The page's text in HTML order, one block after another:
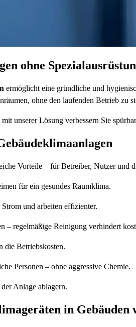
ohne
ermöglicht eine gründliche und
ohne den laufenden Betrieb zu
unserer Lösung verbessern Sie
Vorteile – für Betreiber, Nutzer und
für ein gesundes Raumklima.
und arbeiten effizienter.
– regelmäßige Reinigung verhindert
die Betriebskosten.
Personen – ohne aggressive Chemie.
Anlage ablagern.
in Gebäuden